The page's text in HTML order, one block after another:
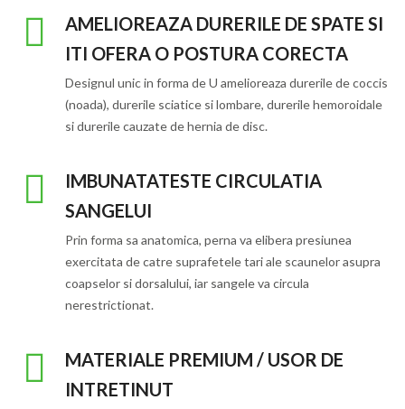
AMELIOREAZA DURERILE DE SPATE SI
ITI OFERA O POSTURA CORECTA
Designul unic in forma de U amelioreaza durerile de coccis
(noada), durerile sciatice si lombare, durerile hemoroidale
si durerile cauzate de hernia de disc.
IMBUNATATESTE CIRCULATIA
SANGELUI
Prin forma sa anatomica, perna va elibera presiunea
exercitata de catre suprafetele tari ale scaunelor asupra
coapselor si dorsalului, iar sangele va circula
nerestrictionat.
MATERIALE PREMIUM / USOR DE
INTRETINUT